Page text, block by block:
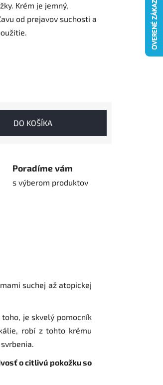
Krém je jemný,
od prejavov suchosti a
DO KOŠÍKA
Poradíme vám
s výberom produktov
suchej až atopickej
je skvelý pomocník
robí z tohto krému
o citlivú pokožku so